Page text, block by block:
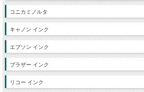
コニカミノルタ
キャノン インク
エプソン インク
ブラザー インク
リコー インク